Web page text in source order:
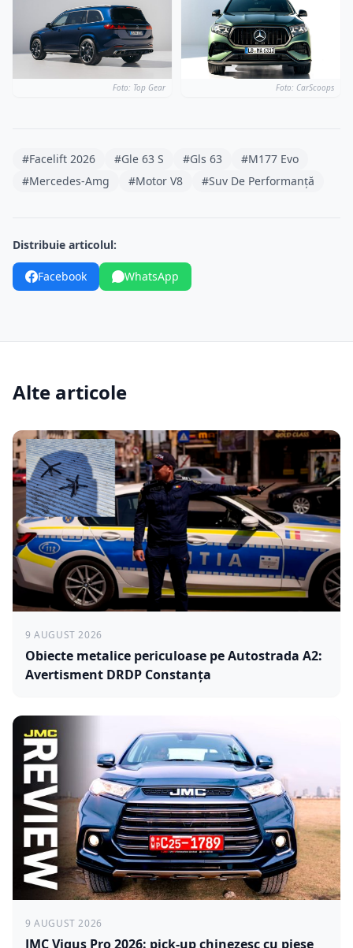
Foto: Top Gear Foto: CarScoops
#Facelift 2026 #Gle 63 S #Gls 63
#M177 Evo
#Mercedes-Amg
#Motor V8 #Suv De Performanță
Distribuie articolul:
Facebook WhatsApp
Alte articole
9 AUGUST 2026
Obiecte metalice periculoase pe Autostrada A2:
Avertisment DRDP Constanța
9 AUGUST 2026
JMC Vigus Pro 2026: pick-up chinezesc cu piese